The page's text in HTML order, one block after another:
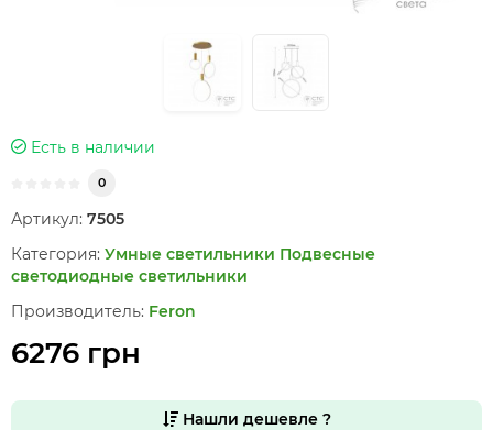
Есть в наличии
0
Артикул: 7505
Категория: Умные светильники Подвесные
светодиодные светильники
Производитель: Feron
6276 грн
Нашли дешевле ?